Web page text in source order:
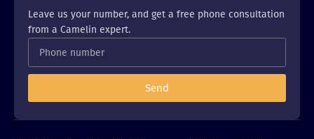
Leave us your number, and get a free phone consultation
from a Camelin expert.
Send